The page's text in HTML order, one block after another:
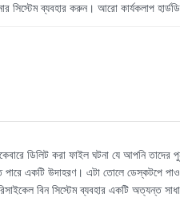
সিস্টেম ব্যবহার করুন। আরো কার্যকলাপ
ডিলিট করা ফাইল ঘটনা যে আপনি
একটি উদাহরণ। এটা তোলে ডেস্কটপে
বিন সিস্টেম ব্যবহার একটি অত্যন্ত